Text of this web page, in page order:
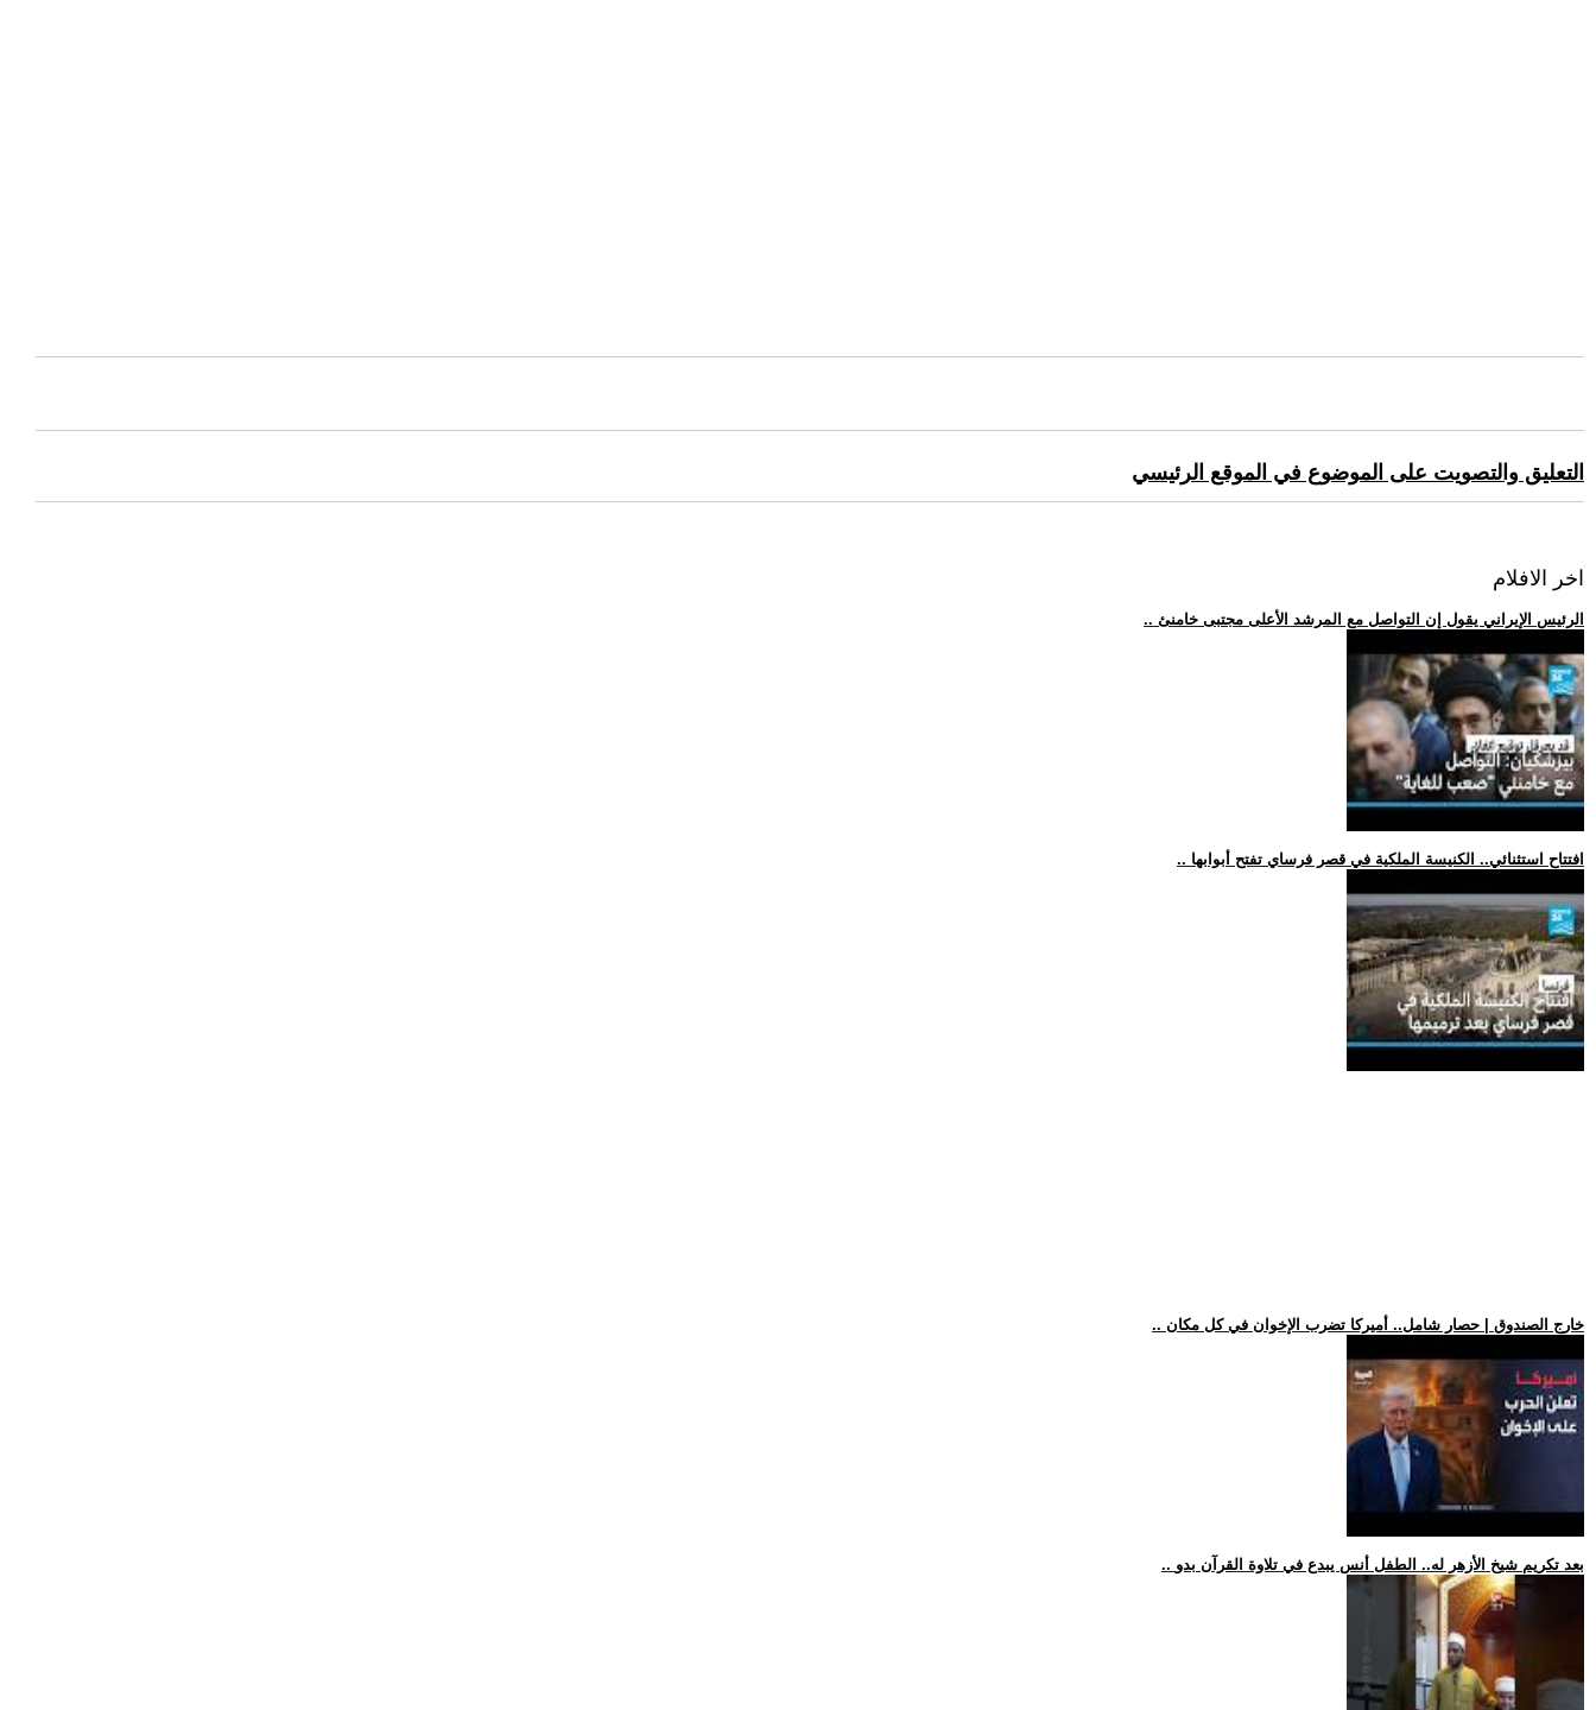
التعليق والتصويت على الموضوع في الموقع الرئيسي
اخر الافلام
.. الرئيس الإيراني يقول إن التواصل مع المرشد الأعلى مجتبى خامنئ
.. افتتاح استثنائي.. الكنيسة الملكية في قصر فرساي تفتح أبوابها
.. خارج الصندوق | حصار شامل.. أميركا تضرب الإخوان في كل مكان
.. بعد تكريم شيخ الأزهر له.. الطفل أنس يبدع في تلاوة القرآن بدو